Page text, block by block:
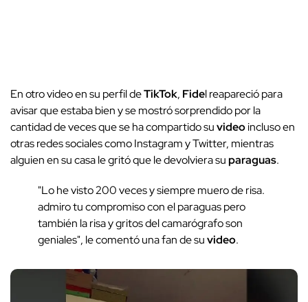
En otro video en su perfil deTikTok, Fidel reapareció para
avisar que estaba bien y se mostró sorprendido por la
cantidad de veces que se ha compartido suvideoincluso en
otras redes sociales como Instagram y Twitter, mientras
alguien en su casa le gritó que le devolviera suparaguas.
"Lo he visto 200 veces y siempre muero de risa.
admiro tu compromiso con el paraguas pero
también la risa y gritos del camarógrafo son
geniales", le comentó una fan de suvideo.